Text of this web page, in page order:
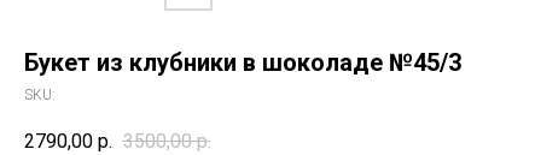
Букет из клубники в шоколаде №45/3
SKU:
2790,00 р. 3500,00 р.